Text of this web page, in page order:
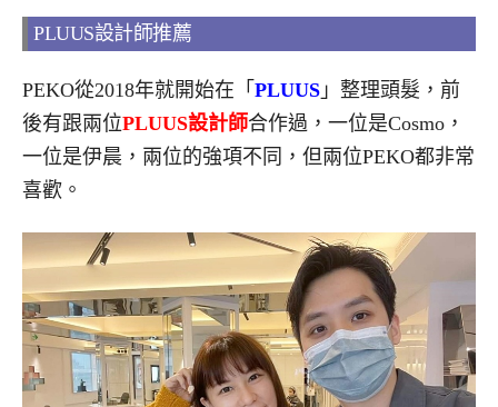
PLUUS設計師推薦
PEKO從2018年就開始在「 PLUUS 」整理頭髮，前
後有跟兩位PLUUS設計師合作過，一位是Cosmo，
一位是伊晨，兩位的強項不同，但兩位PEKO都非常
喜歡。